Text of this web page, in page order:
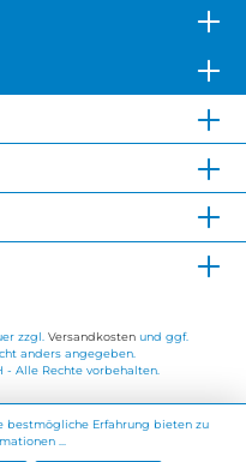
zzgl. Versandkosten und ggf.
anders angegeben.
- Alle Rechte vorbehalten.
bestmögliche Erfahrung bieten zu
...